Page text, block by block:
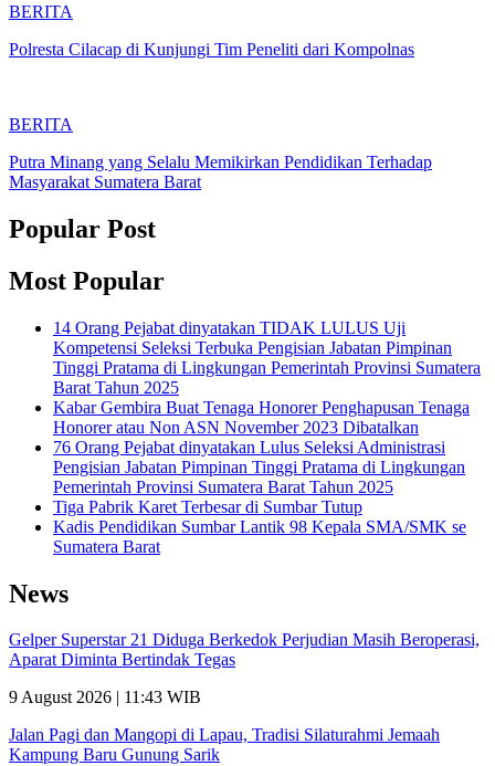
BERITA
Polresta Cilacap di Kunjungi Tim Peneliti dari Kompolnas
BERITA
Putra Minang yang Selalu Memikirkan Pendidikan Terhadap
Masyarakat Sumatera Barat
Popular Post
Most Popular
14 Orang Pejabat dinyatakan TIDAK LULUS Uji
Kompetensi Seleksi Terbuka Pengisian Jabatan Pimpinan
Tinggi Pratama di Lingkungan Pemerintah Provinsi Sumatera
Barat Tahun 2025
Kabar Gembira Buat Tenaga Honorer Penghapusan Tenaga
Honorer atau Non ASN November 2023 Dibatalkan
76 Orang Pejabat dinyatakan Lulus Seleksi Administrasi
Pengisian Jabatan Pimpinan Tinggi Pratama di Lingkungan
Pemerintah Provinsi Sumatera Barat Tahun 2025
Tiga Pabrik Karet Terbesar di Sumbar Tutup
Kadis Pendidikan Sumbar Lantik 98 Kepala SMA/SMK se
Sumatera Barat
News
Gelper Superstar 21 Diduga Berkedok Perjudian Masih Beroperasi,
Aparat Diminta Bertindak Tegas
9 August 2026 | 11:43 WIB
Jalan Pagi dan Mangopi di Lapau, Tradisi Silaturahmi Jemaah
Kampung Baru Gunung Sarik